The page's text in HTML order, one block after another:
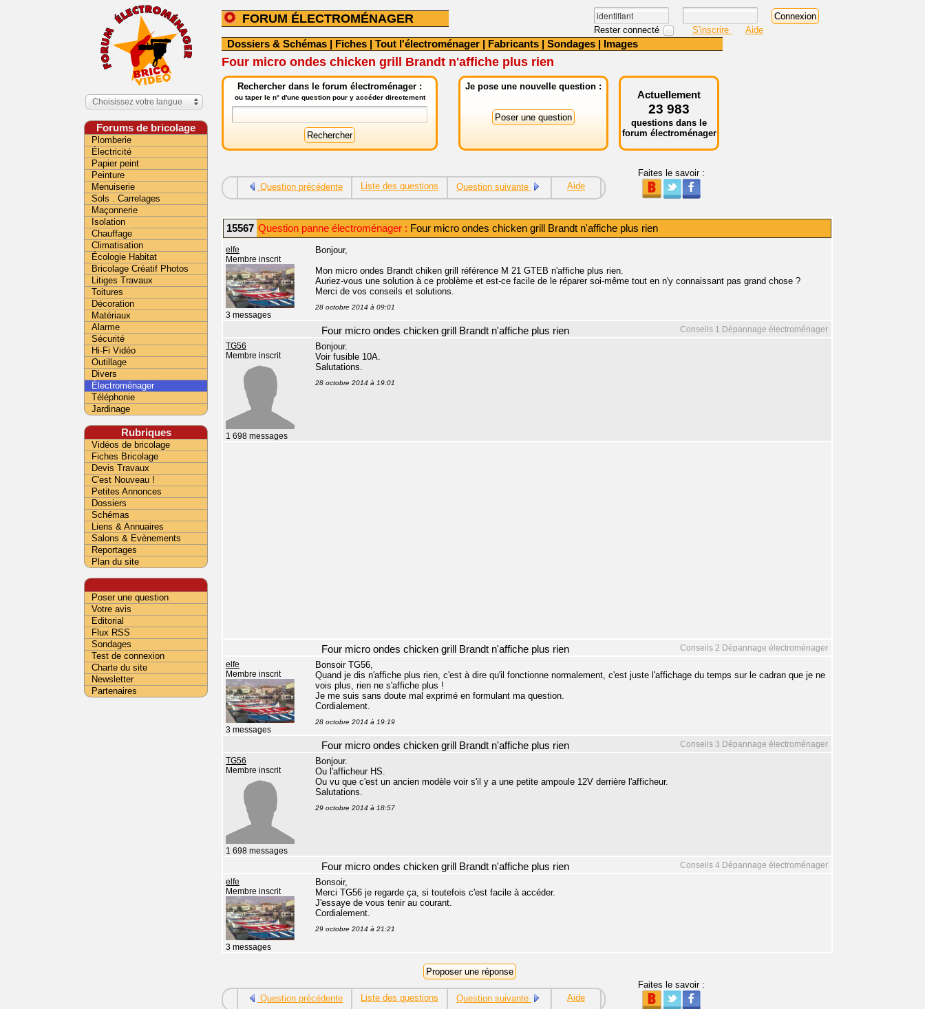
FORUM ÉLECTROMÉNAGER
Rester connecté S'inscrire Aide
Dossiers & Schémas | Fiches | Tout l'électroménager | Fabricants | Sondages | Images
Four micro ondes chicken grill Brandt n'affiche plus rien
Rechercher dans le forum électroménager :
ou taper le n° d'une question pour y accéder directement
Je pose une nouvelle question :
Actuellement
23 983
questions dans le
forum électroménager
Question précédente Liste des questions Question suivante Aide
Faites le savoir :
15567 Question panne électroménager : Four micro ondes chicken grill Brandt n'affiche plus rien
elfe
Membre inscrit
3 messages
Bonjour,
Mon micro ondes Brandt chiken grill référence M 21 GTEB n'affiche plus rien.
Auriez-vous une solution à ce problème et est-ce facile de le réparer soi-même tout en n'y connaissant pas grand chose ?
Merci de vos conseils et solutions.
28 octobre 2014 à 09:01
Conseils 1 Dépannage électroménager
Four micro ondes chicken grill Brandt n'affiche plus rien
TG56
Membre inscrit
1 698 messages
Bonjour.
Voir fusible 10A.
Salutations.
28 octobre 2014 à 19:01
Conseils 2 Dépannage électroménager
Four micro ondes chicken grill Brandt n'affiche plus rien
elfe
Membre inscrit
3 messages
Bonsoir TG56,
Quand je dis n'affiche plus rien, c'est à dire qu'il fonctionne normalement, c'est juste l'affichage du temps sur le cadran que je ne
vois plus, rien ne s'affiche plus !
Je me suis sans doute mal exprimé en formulant ma question.
Cordialement.
28 octobre 2014 à 19:19
Conseils 3 Dépannage électroménager
Four micro ondes chicken grill Brandt n'affiche plus rien
TG56
Membre inscrit
1 698 messages
Bonjour.
Ou l'afficheur HS.
Ou vu que c'est un ancien modèle voir s'il y a une petite ampoule 12V derrière l'afficheur.
Salutations.
29 octobre 2014 à 18:57
Conseils 4 Dépannage électroménager
Four micro ondes chicken grill Brandt n'affiche plus rien
elfe
Membre inscrit
3 messages
Bonsoir,
Merci TG56 je regarde ça, si toutefois c'est facile à accéder.
J'essaye de vous tenir au courant.
Cordialement.
29 octobre 2014 à 21:21
Question précédente Liste des questions Question suivante Aide
Faites le savoir :
Choisissez votre langue
Forums de bricolage
Plomberie
Électricité
Papier peint
Peinture
Menuiserie
Sols . Carrelages
Maçonnerie
Isolation
Chauffage
Climatisation
Écologie Habitat
Bricolage Créatif Photos
Litiges Travaux
Toitures
Décoration
Matériaux
Alarme
Sécurité
Hi-Fi Vidéo
Outillage
Divers
Électroménager
Téléphonie
Jardinage
Rubriques
Vidéos de bricolage
Fiches Bricolage
Devis Travaux
C'est Nouveau !
Petites Annonces
Dossiers
Schémas
Liens & Annuaires
Salons & Evènements
Reportages
Plan du site
Poser une question
Votre avis
Editorial
Flux RSS
Sondages
Test de connexion
Charte du site
Newsletter
Partenaires